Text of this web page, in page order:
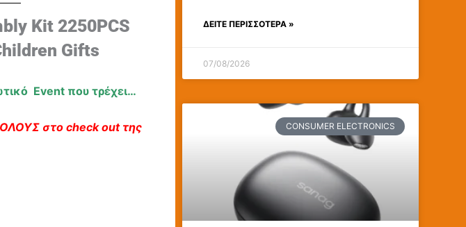
Kit 2250PCS
Gifts
Event που τρέχει…
στο check out της
ΔΕΊΤΕ ΠΕΡΙΣΣΟΤΕΡΑ »
07/08/2026
CONSUMER ELECTRONICS